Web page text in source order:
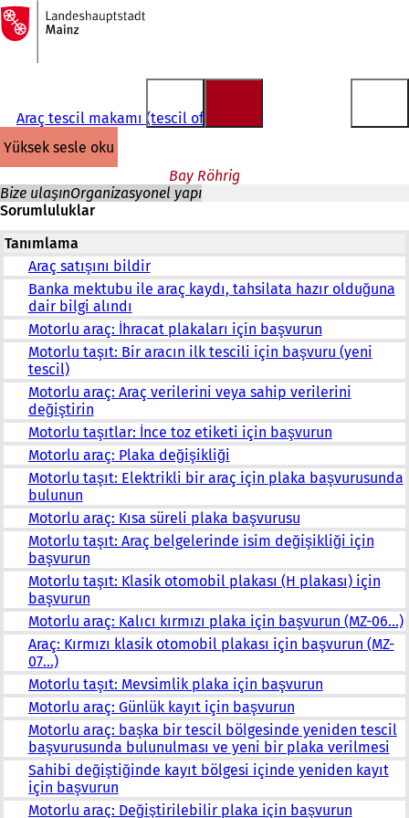
İçeriğe atla
Ana
sayfaya
Araç tescil makamı (tescil ofisi)
yüksek sesle oku
Bay Röhrig
Bize ulaşınOrganizasyonel yapı
Sorumluluklar
Tanımlama
Araç satışını bildir
Banka mektubu ile araç kaydı, tahsilata hazır olduğuna
dair bilgi alındı
Motorlu araç: İhracat plakaları için başvurun
Motorlu taşıt: Bir aracın ilk tescili için başvuru (yeni
tescil)
Motorlu araç: Araç verilerini veya sahip verilerini
değiştirin
Motorlu taşıtlar: İnce toz etiketi için başvurun
Motorlu araç: Plaka değişikliği
Motorlu taşıt: Elektrikli bir araç için plaka başvurusunda
bulunun
Motorlu araç: Kısa süreli plaka başvurusu
Motorlu taşıt: Araç belgelerinde isim değişikliği için
başvurun
Motorlu taşıt: Klasik otomobil plakası (H plakası) için
başvurun
Motorlu araç: Kalıcı kırmızı plaka için başvurun (MZ-06...)
Araç: Kırmızı klasik otomobil plakası için başvurun (MZ-
07...)
Motorlu taşıt: Mevsimlik plaka için başvurun
Motorlu araç: Günlük kayıt için başvurun
Motorlu araç: başka bir tescil bölgesinde yeniden tescil
başvurusunda bulunulması ve yeni bir plaka verilmesi
Sahibi değiştiğinde kayıt bölgesi içinde yeniden kayıt
için başvurun
Motorlu araç: Değiştirilebilir plaka için başvurun